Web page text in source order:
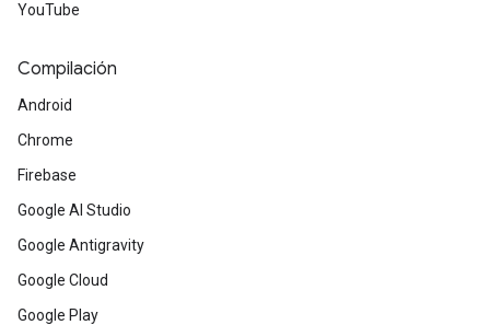
YouTube
Compilación
Android
Chrome
Firebase
Google AI Studio
Google Antigravity
Google Cloud
Google Play